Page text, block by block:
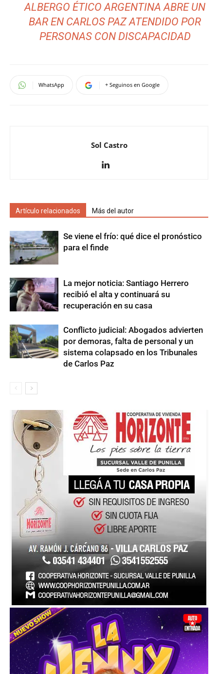
ALBERGO ÉTICO ARGENTINA ABRE UN
BAR EN CARLOS PAZ ATENDIDO POR
PERSONAS CON DISCAPACIDAD
WhatsApp + Seguinos en Google
Sol Castro
Artículo relacionados Más del autor
Se viene el frío: qué dice el pronóstico
para el finde
La mejor noticia: Santiago Herrero
recibió el alta y continuará su
recuperación en su casa
Conflicto judicial: Abogados advierten
por demoras, falta de personal y un
sistema colapsado en los Tribunales
de Carlos Paz